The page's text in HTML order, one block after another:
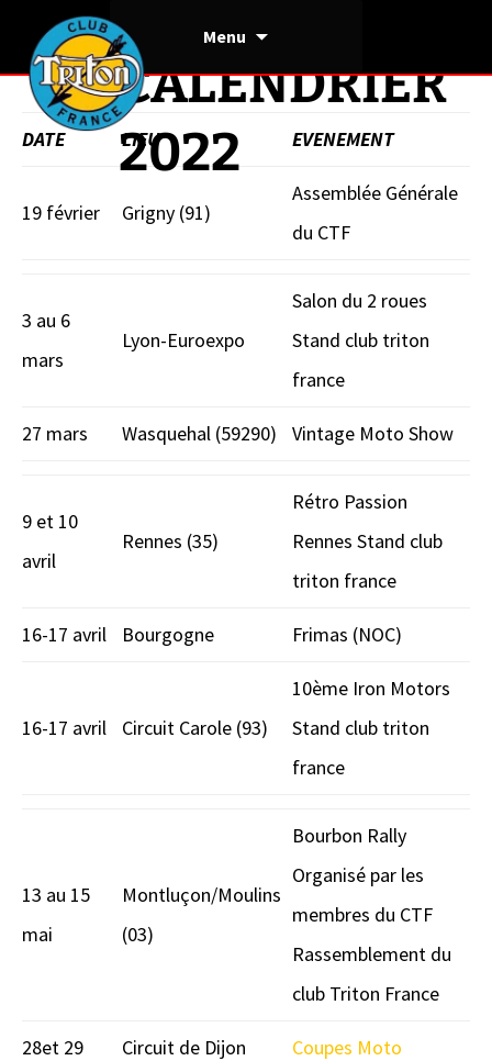
Menu
CALENDRIER
2022
DATE LIEU EVENEMENT
19 février Grigny (91)
Assemblée Générale
du CTF
3 au 6
mars
Lyon-Euroexpo
Salon du 2 roues
Stand club triton
france
27 mars Wasquehal (59290) Vintage Moto Show
9 et 10
avril
Rennes (35)
Rétro Passion
Rennes Stand club
triton france
16-17 avril Bourgogne Frimas (NOC)
16-17 avril Circuit Carole (93)
10ème Iron Motors
Stand club triton
france
13 au 15
mai
Montluçon/Moulins
(03)
Bourbon Rally
Organisé par les
membres du CTF
Rassemblement du
club Triton France
28et 29
Circuit de Dijon
Coupes Moto